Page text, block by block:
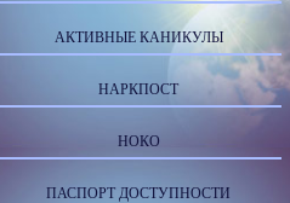
АКТИВНЫЕ КАНИКУЛЫ
НАРКПОСТ
НОКО
ПАСПОРТ ДОСТУПНОСТИ